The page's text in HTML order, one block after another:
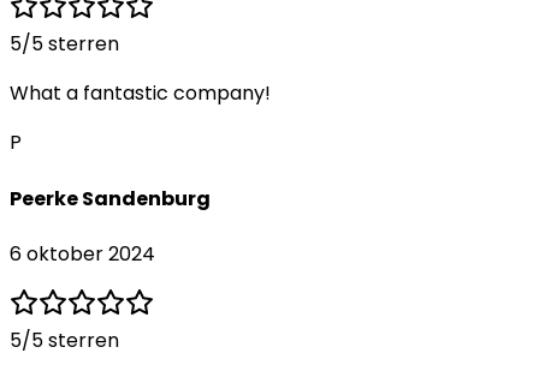
5/5 sterren
What a fantastic company!
P
Peerke Sandenburg
6 oktober 2024
5/5 sterren